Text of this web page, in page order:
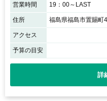
営業時間 19：00～LAST
住所 福島県福島市置賜町
アクセス
予算の目安
詳